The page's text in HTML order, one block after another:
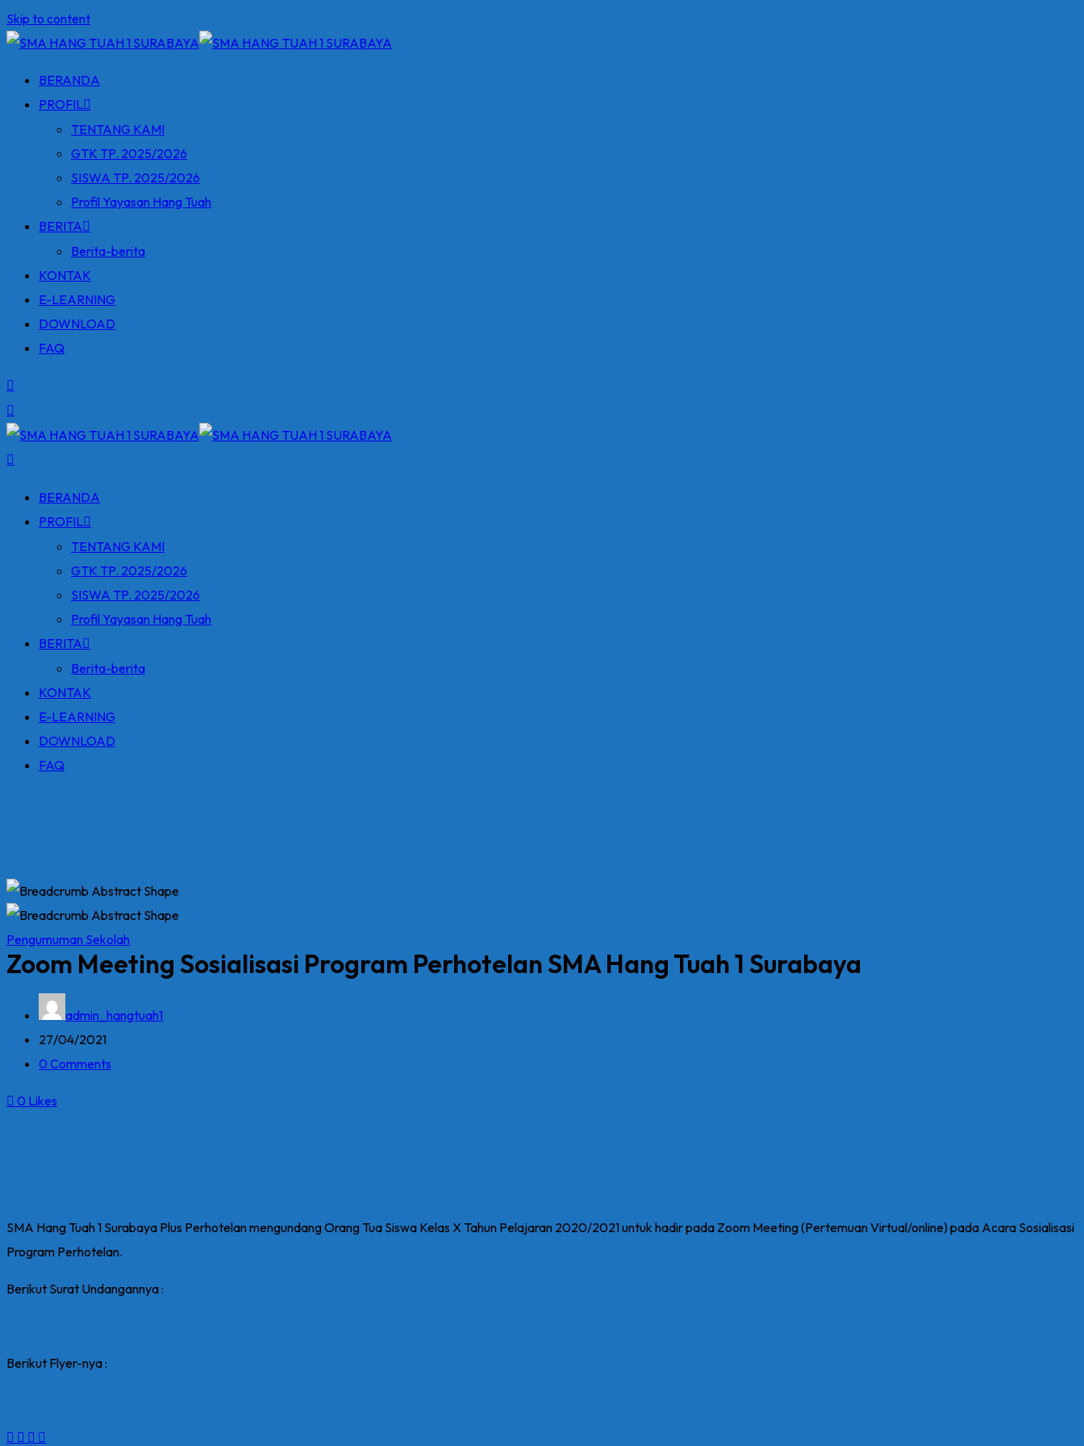
Skip to content
BERANDA
PROFIL
TENTANG KAMI
GTK TP. 2025/2026
SISWA TP. 2025/2026
Profil Yayasan Hang Tuah
BERITA
Berita-berita
KONTAK
E-LEARNING
DOWNLOAD
FAQ
BERANDA
PROFIL
TENTANG KAMI
GTK TP. 2025/2026
SISWA TP. 2025/2026
Profil Yayasan Hang Tuah
BERITA
Berita-berita
KONTAK
E-LEARNING
DOWNLOAD
FAQ
Pengumuman Sekolah
Zoom Meeting Sosialisasi Program Perhotelan SMA Hang Tuah 1 Surabaya
admin_hangtuah1
27/04/2021
0 Comments
0 Likes
SMA Hang Tuah 1 Surabaya Plus Perhotelan mengundang Orang Tua Siswa Kelas X Tahun Pelajaran 2020/2021 untuk hadir pada Zoom Meeting (Pertemuan Virtual/online) pada Acara Sosialisasi
Program Perhotelan.
Berikut Surat Undangannya :
Berikut Flyer-nya :